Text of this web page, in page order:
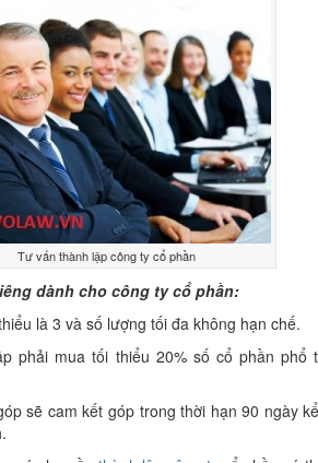
Tư vấn thành lập công ty cổ phần
dành cho công ty cổ phần:
là 3 và số lượng tối đa không hạn chế.
phải mua tối thiểu 20% số cổ phần phổ
sẽ cam kết góp trong thời hạn 90 ngày